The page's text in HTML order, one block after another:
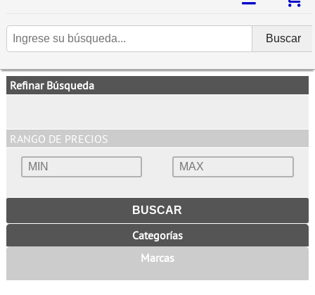
Refinar Búsqueda
RANGO DE PRECIOS
Categorías
Marcas